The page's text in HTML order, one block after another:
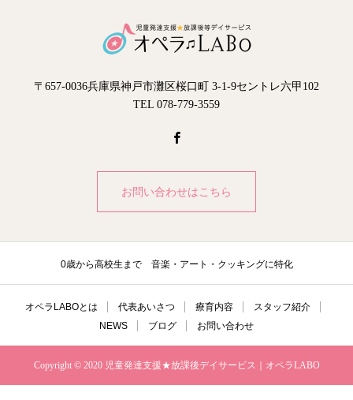
〒657-0036兵庫県神戸市灘区桜口町 3-1-9セントレ六甲102
TEL 078-779-3559
お問い合わせはこちら
0歳から高校生まで 音楽・アート・クッキングに特化
オペラLABOとは 代表あいさつ 療育内容
スタッフ紹介
NEWS
ブログ お問い合わせ
Copyright © 2020 児童発達支援★放課後デイサービス｜オペラLABO